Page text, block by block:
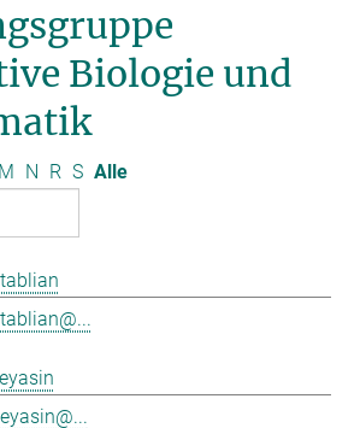
Biologie und
M N R S Alle